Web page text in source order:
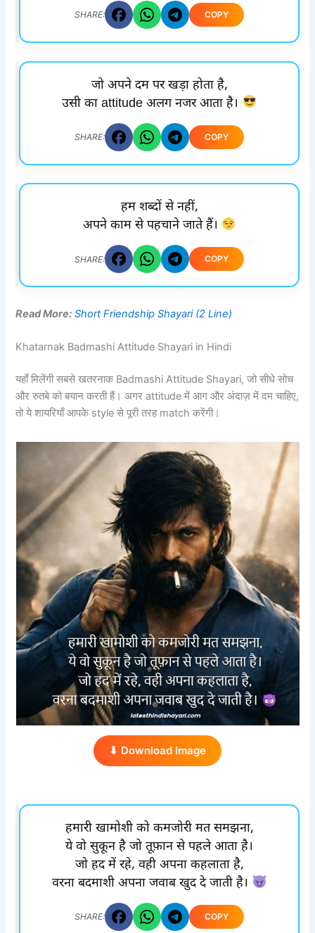
SHARE: COPY
जो अपने दम पर खड़ा होता है,
उसी का attitude अलग नजर आता है।
SHARE: COPY
हम शब्दों से नहीं,
अपने काम से पहचाने जाते हैं।
SHARE: COPY
Read More: Short Friendship Shayari (2 Line)
Khatarnak Badmashi Attitude Shayari in Hindi
यहाँ मिलेंगी सबसे खतरनाक Badmashi Attitude Shayari, जो सीधे सोच
और रुतबे को बयान करती हैं। अगर attitude में आग और अंदाज़ में दम चाहिए,
तो ये शायरियाँ आपके style से पूरी तरह match करेंगी।
⬇ Download Image
हमारी खामोशी को कमजोरी मत समझना,
ये वो सुकून है जो तूफ़ान से पहले आता है।
जो हद में रहे, वही अपना कहलाता है,
वरना बदमाशी अपना जवाब खुद दे जाती है।
SHARE: COPY